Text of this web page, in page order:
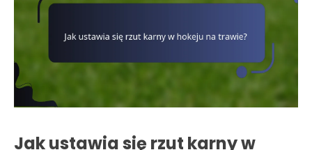
Jak ustawia się rzut karny w